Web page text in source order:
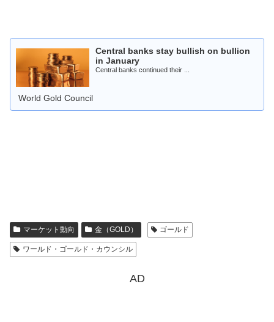
Central banks stay bullish on bullion
in January
Central banks continued their ...
World Gold Council
マーケット動向 金（GOLD） ゴールド
ワールド・ゴールド・カウンシル
AD